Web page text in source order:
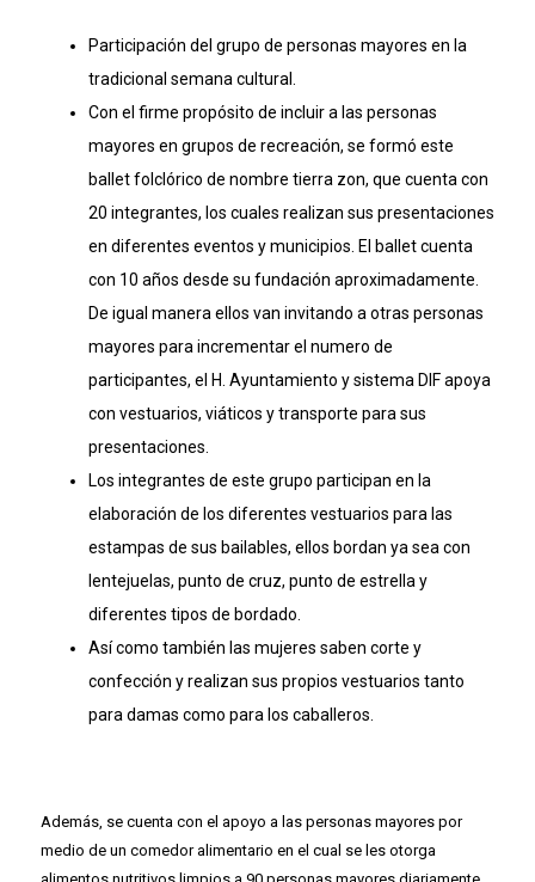
Participación del grupo de personas mayores en la
tradicional semana cultural.
Con el firme propósito de incluir a las personas
mayores en grupos de recreación, se formó este
ballet folclórico de nombre tierra zon, que cuenta con
20 integrantes, los cuales realizan sus presentaciones
en diferentes eventos y municipios. El ballet cuenta
con 10 años desde su fundación aproximadamente.
De igual manera ellos van invitando a otras personas
mayores para incrementar el numero de
participantes, el H. Ayuntamiento y sistema DIF apoya
con vestuarios, viáticos y transporte para sus
presentaciones.
Los integrantes de este grupo participan en la
elaboración de los diferentes vestuarios para las
estampas de sus bailables, ellos bordan ya sea con
lentejuelas, punto de cruz, punto de estrella y
diferentes tipos de bordado.
Así como también las mujeres saben corte y
confección y realizan sus propios vestuarios tanto
para damas como para los caballeros.
Además, se cuenta con el apoyo a las personas mayores por
medio de un comedor alimentario en el cual se les otorga